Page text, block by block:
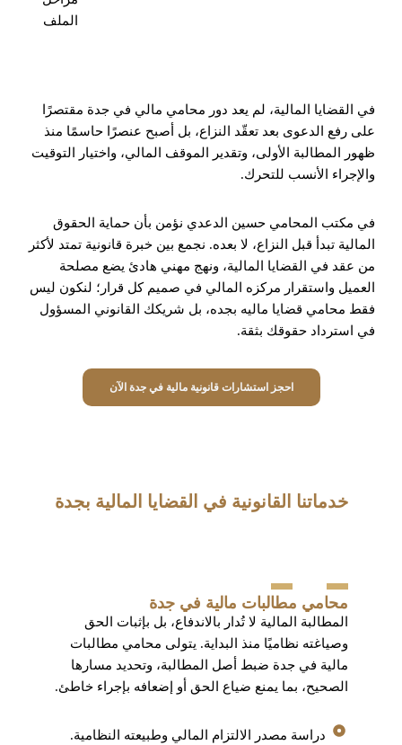
الملف
في القضايا المالية، لم يعد دور محامي مالي في جدة مقتصرًا
على رفع الدعوى بعد تعقّد النزاع، بل أصبح عنصرًا حاسمًا منذ
ظهور المطالبة الأولى، وتقدير الموقف المالي، واختيار التوقيت
والإجراء الأنسب للتحرك.
في مكتب المحامي حسين الدعدي نؤمن بأن حماية الحقوق
المالية تبدأ قبل النزاع، لا بعده. نجمع بين خبرة قانونية تمتد لأكثر
من عقد في القضايا المالية، ونهج مهني هادئ يضع مصلحة
العميل واستقرار مركزه المالي في صميم كل قرار؛ لنكون ليس
فقط محامي قضايا ماليه بجده، بل شريكك القانوني المسؤول
في استرداد حقوقك بثقة.
احجز استشارات قانونية مالية في جدة الآن
خدماتنا القانونية في القضايا المالية بجدة
محامي مطالبات مالية في جدة
المطالبة المالية لا تُدار بالاندفاع، بل بإثبات الحق
وصياغته نظاميًا منذ البداية. يتولى محامي مطالبات
مالية في جدة ضبط أصل المطالبة، وتحديد مسارها
الصحيح، بما يمنع ضياع الحق أو إضعافه بإجراء خاطئ.
دراسة مصدر الالتزام المالي وطبيعته النظامية.